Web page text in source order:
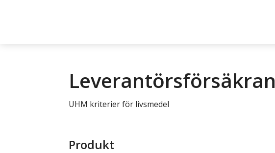
Leverantörsförsäkran
UHM kriterier för livsmedel
Produkt